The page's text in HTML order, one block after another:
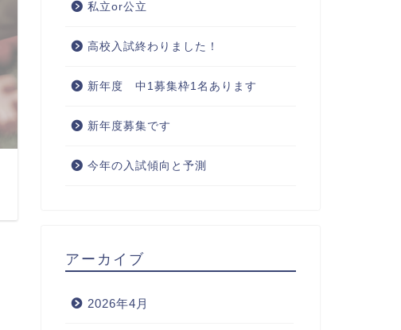
私立or公立
高校入試終わりました！
新年度 中1募集枠1名あります
新年度募集です
今年の入試傾向と予測
アーカイブ
2026年4月